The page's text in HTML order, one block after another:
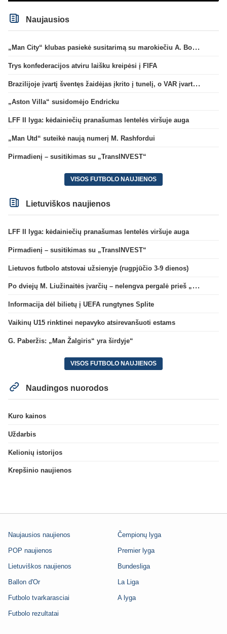
Naujausios
„Man City“ klubas pasiekė susitarimą su marokiečiu A. Bouaddi
Trys konfederacijos atviru laišku kreipėsi į FIFA
Brazilijoje įvartį šventęs žaidėjas įkrito į tunelį, o VAR įvartį atšaukė
„Aston Villa“ susidomėjo Endricku
LFF II lyga: kėdainiečių pranašumas lentelės viršuje auga
„Man Utd“ suteikė naują numerį M. Rashfordui
Pirmadienį – susitikimas su „TransINVEST“
VISOS FUTBOLO NAUJIENOS
Lietuviškos naujienos
LFF II lyga: kėdainiečių pranašumas lentelės viršuje auga
Pirmadienį – susitikimas su „TransINVEST“
Lietuvos futbolo atstovai užsienyje (rugpjūčio 3-9 dienos)
Po dviejų M. Liužinaitės įvarčių – nelengva pergalė prieš „Bangą“
Informacija dėl bilietų į UEFA rungtynes Splite
Vaikinų U15 rinktinei nepavyko atsirevanšuoti estams
G. Paberžis: „Man Žalgiris“ yra širdyje“
VISOS FUTBOLO NAUJIENOS
Naudingos nuorodos
Kuro kainos
Uždarbis
Kelionių istorijos
Krepšinio naujienos
Naujausios naujienos
POP naujienos
Lietuviškos naujienos
Ballon d'Or
Futbolo tvarkarasciai
Futbolo rezultatai
Čempionų lyga
Premier lyga
Bundesliga
La Liga
A lyga